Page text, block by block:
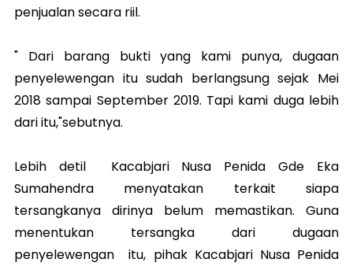
penjualan secara riil.
" Dari barang bukti yang kami punya, dugaan
penyelewengan itu sudah berlangsung sejak Mei
2018 sampai September 2019. Tapi kami duga lebih
dari itu,"sebutnya.
Lebih detil Kacabjari Nusa Penida Gde Eka
Sumahendra menyatakan terkait siapa
tersangkanya dirinya belum memastikan. Guna
menentukan tersangka dari dugaan
penyelewengan itu, pihak Kacabjari Nusa Penida